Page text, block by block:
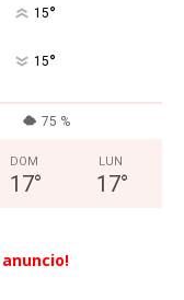
15°
15°
75 %
DOM
17°
LUN
17°